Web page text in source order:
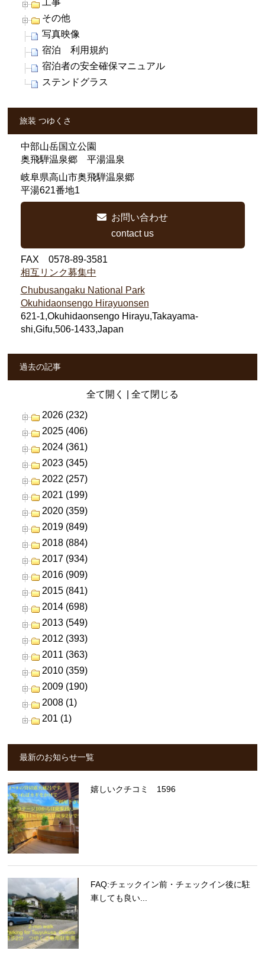
その他
写真映像
宿泊 利用規約
宿泊者の安全確保マニュアル
ステンドグラス
旅装 つゆくさ
中部山岳国立公園
奥飛騨温泉郷 平湯温泉
岐阜県高山市奥飛騨温泉郷
平湯621番地1
お問い合わせ
contact us
FAX 0578-89-3581
相互リンク募集中
Chubusangaku National Park
Okuhidaonsengo Hirayuonsen
621-1,Okuhidaonsengo Hirayu,Takayama-
shi,Gifu,506-1433,Japan
過去の記事
全て開く 全て閉じる
2026 (232)
2025 (406)
2024 (361)
2023 (345)
2022 (257)
2021 (199)
2020 (359)
2019 (849)
2018 (884)
2017 (934)
2016 (909)
2015 (841)
2014 (698)
2013 (549)
2012 (393)
2011 (363)
2010 (359)
2009 (190)
2008 (1)
201 (1)
最新のお知らせ一覧
嬉しいクチコミ 1596
FAQ:チェックイン前・チェックイン後に駐
車しても良い...